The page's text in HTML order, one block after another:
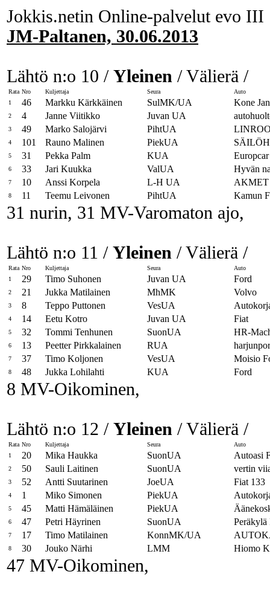
Jokkis.netin Online-palvelut evo III
JM-Paltanen, 30.06.2013
Lähtö n:o 10 / Yleinen / Välierä /
Rata Nro Kuljettaja Seura
Auto
1
46 Markku Kärkkäinen SulMK/UA Kone
2 4 Janne Viitikko Juvan UA
3 49 Marko Salojärvi PihtUA
4 101 Rauno Malinen PiekUA
5 31 Pekka Palm KUA
6 33 Jari Kuukka ValUA Hyvän
7 10 Anssi Korpela L-H UA AKMET
8 11 Teemu Leivonen PihtUA Kamun
31 nurin, 31 MV-Varomaton ajo,
Lähtö n:o 11 / Yleinen / Välierä /
Rata Nro Kuljettaja Seura
Auto
1
29 Timo Suhonen Juvan UA Ford
2 21 Jukka Matilainen MhMK Volvo
3 8 Teppo Puttonen VesUA
4 14 Eetu Kotro Juvan UA Fiat
5 32 Tommi Tenhunen SuonUA HR-
6 13 Peetter Pirkkalainen RUA
7 37 Timo Koljonen VesUA Moisio
8 48 Jukka Lohilahti KUA Ford
8 MV-Oikominen,
Lähtö n:o 12 / Yleinen / Välierä /
Rata Nro Kuljettaja Seura
Auto
1
20 Mika Haukka SuonUA Autoasi
2 50 Sauli Laitinen SuonUA vertin
3 52 Antti Suutarinen JoeUA Fiat 133
4 1 Miko Simonen PiekUA
5 45 Matti Hämäläinen PiekUA
6 47 Petri Häyrinen SuonUA Peräkylä
7 17 Timo Matilainen KonnMK/UA
8 30 Jouko Närhi LMM Hiomo
47 MV-Oikominen,